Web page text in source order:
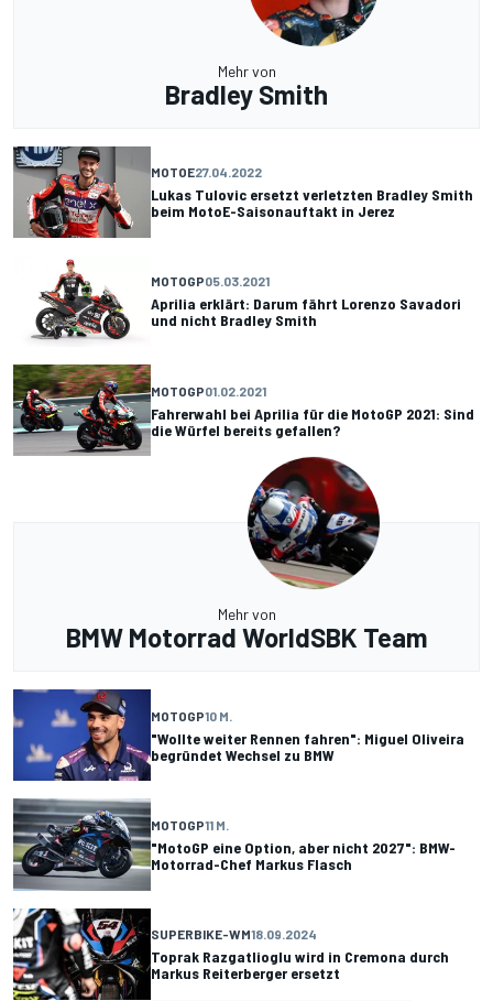
Mehr von
Bradley Smith
MOTOE27.04.2022
Lukas Tulovic ersetzt verletzten Bradley Smith
beim MotoE-Saisonauftakt in Jerez
MOTOGP05.03.2021
Aprilia erklärt: Darum fährt Lorenzo Savadori
und nicht Bradley Smith
MOTOGP01.02.2021
Fahrerwahl bei Aprilia für die MotoGP 2021: Sind
die Würfel bereits gefallen?
Mehr von
BMW Motorrad WorldSBK Team
MOTOGP10 M.
"Wollte weiter Rennen fahren": Miguel Oliveira
begründet Wechsel zu BMW
MOTOGP11 M.
"MotoGP eine Option, aber nicht 2027": BMW-
Motorrad-Chef Markus Flasch
SUPERBIKE-WM18.09.2024
Toprak Razgatlioglu wird in Cremona durch
Markus Reiterberger ersetzt